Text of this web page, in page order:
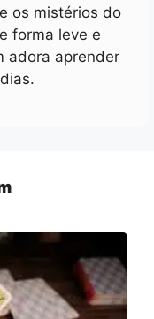
os mistérios do
forma leve e
adora aprender